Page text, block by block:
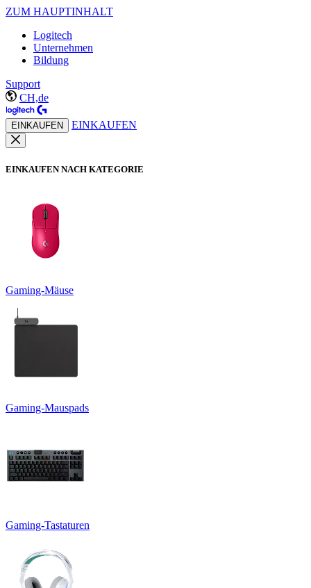
ZUM HAUPTINHALT
Logitech
Unternehmen
Bildung
Support
CH,de
EINKAUFEN EINKAUFEN
EINKAUFEN NACH KATEGORIE
Gaming-Mäuse
Gaming-Mauspads
Gaming-Tastaturen